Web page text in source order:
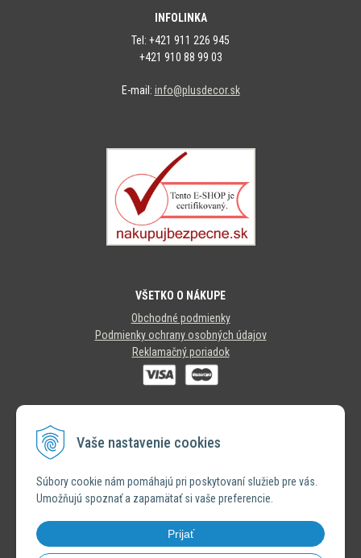
Vaše nastavenie cookies
Súbory cookie nám pomáhajú pri poskytovaní služieb pre vás.
Umožňujú spoznať a zapamätať si vaše preferencie.
Prijať
INFOLINKA
Tel: +421 911 226 945
+421 910 88 99 03
E-mail: info@plusdecor.sk
VŠETKO O NÁKUPE
Obchodné podmienky
Podmienky ochrany osobných údajov
Reklamačný poriadok
SLEDUJTE NÁS